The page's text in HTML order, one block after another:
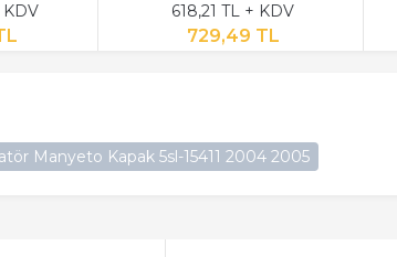
KDV
618,21 TL + KDV
729,49 TL
Manyeto Kapak 5sl-15411 2004 2005